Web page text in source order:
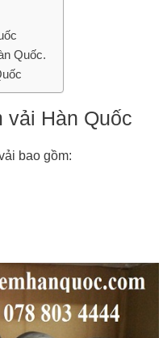
Quốc.
vải Hàn Quốc
bao gồm: